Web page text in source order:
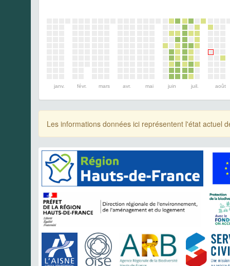
janv. févr. mars avr. mai juin juil. août
Les informations données ici représentent l'état actuel